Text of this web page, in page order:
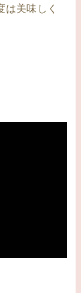
美味しく